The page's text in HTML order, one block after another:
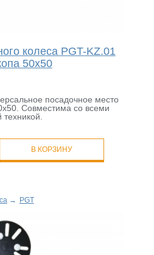
колеса PGT-KZ.01
50х50
посадочное место
Совместима со всеми
В КОРЗИНУ
→ PGT